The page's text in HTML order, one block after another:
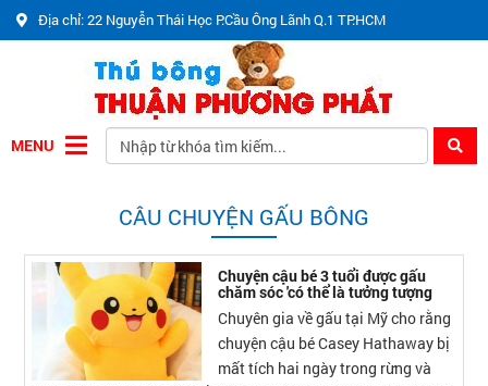
Địa chỉ: 22 Nguyễn Thái Học P.Cầu Ông Lãnh Q.1 TP.HCM
MENU
CÂU CHUYỆN GẤU BÔNG
Chuyện cậu bé 3 tuổi được gấu
chăm sóc 'có thể là tưởng tượng
Chuyên gia về gấu tại Mỹ cho rằng
chuyện cậu bé Casey Hathaway bị
mất tích hai ngày trong rừng và